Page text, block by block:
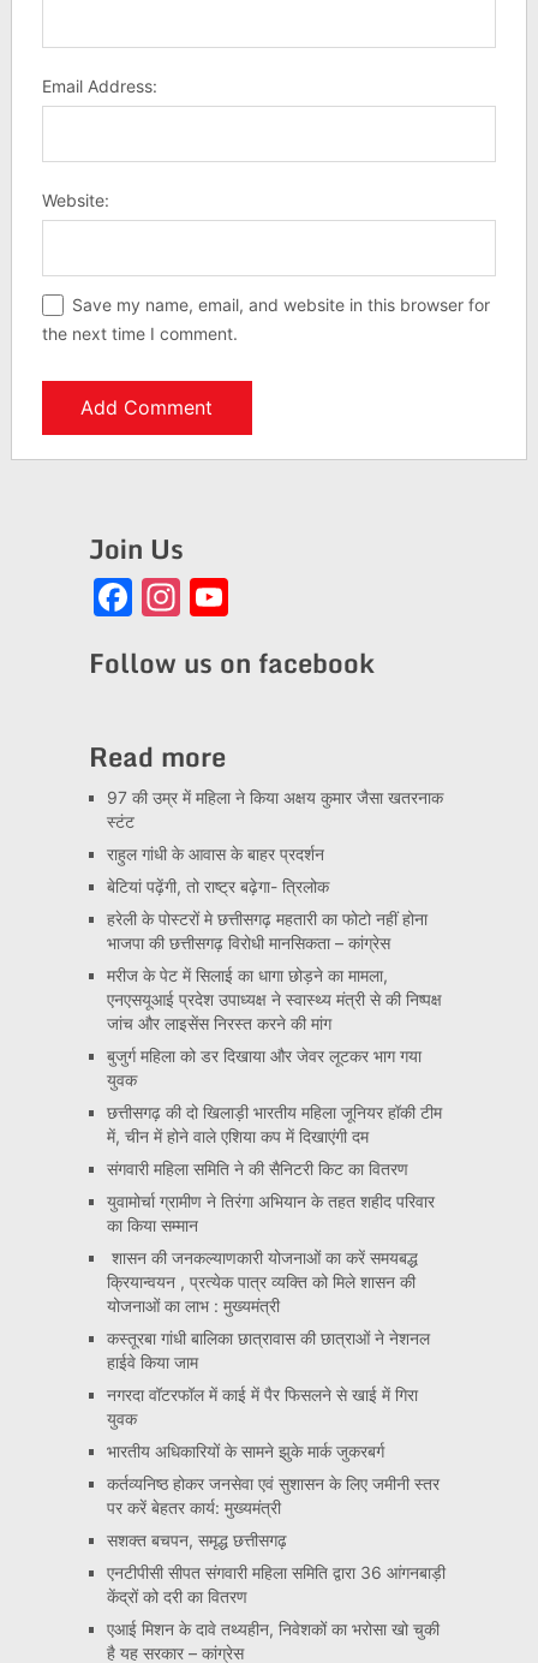
Email Address:
Website:
Save my name, email, and website in this browser for
the next time I comment.
Join Us
Facebook
Instagram
YouTube
Follow us on facebook
Read more
97 की उम्र में महिला ने किया अक्षय कुमार जैसा खतरनाक
स्टंट
राहुल गांधी के आवास के बाहर प्रदर्शन
बेटियां पढ़ेंगी, तो राष्ट्र बढ़ेगा- त्रिलोक
हरेली के पोस्टरों मे छत्तीसगढ़ महतारी का फोटो नहीं होना
भाजपा की छत्तीसगढ़ विरोधी मानसिकता – कांग्रेस
मरीज के पेट में सिलाई का धागा छोड़ने का मामला,
एनएसयूआई प्रदेश उपाध्यक्ष ने स्वास्थ्य मंत्री से की निष्पक्ष
जांच और लाइसेंस निरस्त करने की मांग
बुजुर्ग महिला को डर दिखाया और जेवर लूटकर भाग गया
युवक
छत्तीसगढ़ की दो खिलाड़ी भारतीय महिला जूनियर हॉकी टीम
में, चीन में होने वाले एशिया कप में दिखाएंगी दम
संगवारी महिला समिति ने की सैनिटरी किट का वितरण
युवामोर्चा ग्रामीण ने तिरंगा अभियान के तहत शहीद परिवार
का किया सम्मान
शासन की जनकल्याणकारी योजनाओं का करें समयबद्ध
क्रियान्वयन , प्रत्येक पात्र व्यक्ति को मिले शासन की
योजनाओं का लाभ : मुख्यमंत्री
कस्तूरबा गांधी बालिका छात्रावास की छात्राओं ने नेशनल
हाईवे किया जाम
नगरदा वॉटरफॉल में काई में पैर फिसलने से खाई में गिरा
युवक
भारतीय अधिकारियों के सामने झुके मार्क जुकरबर्ग
कर्तव्यनिष्ठ होकर जनसेवा एवं सुशासन के लिए जमीनी स्तर
पर करें बेहतर कार्य: मुख्यमंत्री
सशक्त बचपन, समृद्ध छत्तीसगढ़
एनटीपीसी सीपत संगवारी महिला समिति द्वारा 36 आंगनबाड़ी
केंद्रों को दरी का वितरण
एआई मिशन के दावे तथ्यहीन, निवेशकों का भरोसा खो चुकी
है यह सरकार – कांग्रेस